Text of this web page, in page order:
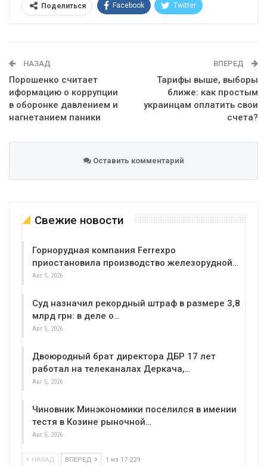
Поделиться Facebook Twitter
НАЗАД
Порошенко считает
иформацию о коррупции
в оборонке давлением и
нагнетанием паники
ВПЕРЕД
Тарифы выше, выборы
ближе: как простым
украинцам оплатить свои
счета?
Оставить комментарий
Свежие новости
Горнорудная компания Ferrexpo
приостановила производство железорудной…
Авг 5, 2026
Суд назначил рекордный штраф в размере 3,8
млрд грн: в деле о…
Авг 5, 2026
Двоюродный брат директора ДБР 17 лет
работал на телеканалах Деркача,…
Авг 5, 2026
Чиновник Минэкономики поселился в имении
тестя в Козине рыночной…
Авг 5, 2026
НАЗАД ВПЕРЕД 1 из 17 229